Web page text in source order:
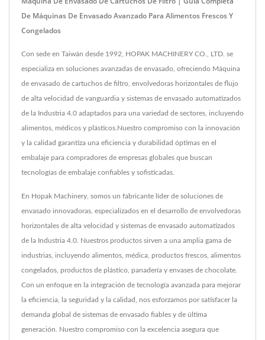
De Máquinas De Envasado Avanzado Para Alimentos Frescos Y
Congelados
Con sede en Taiwán desde 1992, HOPAK MACHINERY CO., LTD. se
especializa en soluciones avanzadas de envasado, ofreciendo Máquina
de envasado de cartuchos de filtro, envolvedoras horizontales de flujo
de alta velocidad de vanguardia y sistemas de envasado automatizados
de la Industria 4.0 adaptados para una variedad de sectores, incluyendo
alimentos, médicos y plásticos.Nuestro compromiso con la innovación
y la calidad garantiza una eficiencia y durabilidad óptimas en el
embalaje para compradores de empresas globales que buscan
tecnologías de embalaje confiables y sofisticadas.
En Hopak Machinery, somos un fabricante líder de soluciones de
envasado innovadoras, especializados en el desarrollo de envolvedoras
horizontales de alta velocidad y sistemas de envasado automatizados
de la Industria 4.0. Nuestros productos sirven a una amplia gama de
industrias, incluyendo alimentos, médica, productos frescos, alimentos
congelados, productos de plástico, panadería y envases de chocolate.
Con un enfoque en la integración de tecnología avanzada para mejorar
la eficiencia, la seguridad y la calidad, nos esforzamos por satisfacer la
demanda global de sistemas de envasado fiables y de última
generación. Nuestro compromiso con la excelencia asegura que